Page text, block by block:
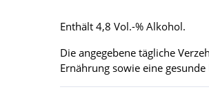
Enthält 4,8 Vol.-% Alkohol.
Die angegebene tägliche
Ernährung sowie eine gesunde